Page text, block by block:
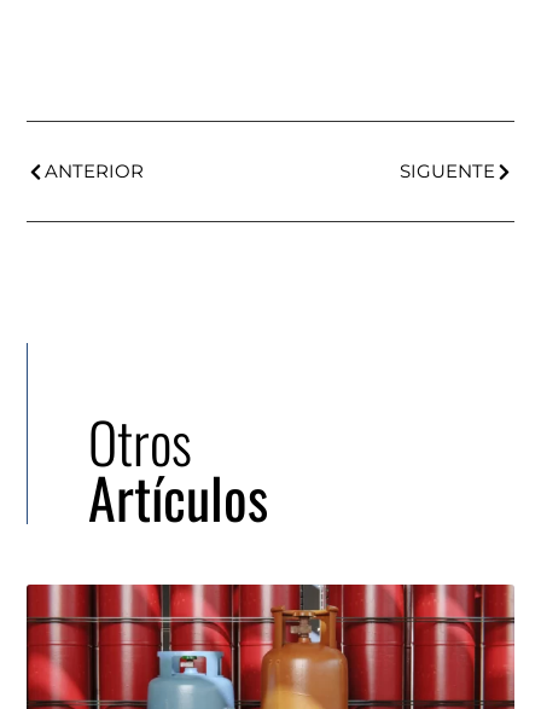
ANTERIOR SIGUENTE
Otros
Artículos